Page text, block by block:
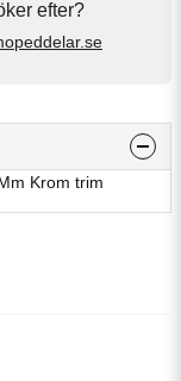
efter?
Krom trim